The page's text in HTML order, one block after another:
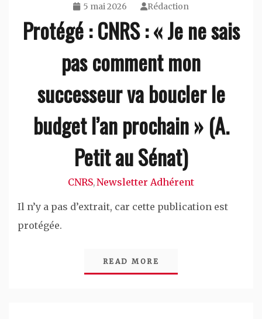
5 mai 2026 Rédaction
Protégé : CNRS : « Je ne sais
pas comment mon
successeur va boucler le
budget l’an prochain » (A.
Petit au Sénat)
CNRS,Newsletter Adhérent
Il n’y a pas d’extrait, car cette publication est
protégée.
READ MORE